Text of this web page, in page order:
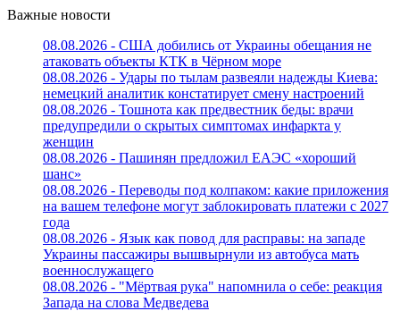
Важные новости
08.08.2026 - США добились от Украины обещания не
атаковать объекты КТК в Чёрном море
08.08.2026 - Удары по тылам развеяли надежды Киева:
немецкий аналитик констатирует смену настроений
08.08.2026 - Тошнота как предвестник беды: врачи
предупредили о скрытых симптомах инфаркта у
женщин
08.08.2026 - Пашинян предложил ЕАЭС «хороший
шанс»
08.08.2026 - Переводы под колпаком: какие приложения
на вашем телефоне могут заблокировать платежи с 2027
года
08.08.2026 - Язык как повод для расправы: на западе
Украины пассажиры вышвырнули из автобуса мать
военнослужащего
08.08.2026 - "Мёртвая рука" напомнила о себе: реакция
Запада на слова Медведева